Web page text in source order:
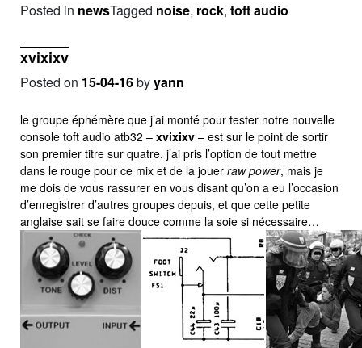
Posted in newsTagged noise, rock, toft audio
xvixixv
Posted on 15-04-16byyann
le groupe éphémère que j’ai monté pour tester notre nouvelle
console toft audio atb32 – xvixixv – est sur le point de sortir
son premier titre sur quatre. j’ai pris l’option de tout mettre
dans le rouge pour ce mix et de la jouer raw power, mais je
me dois de vous rassurer en vous disant qu’on a eu l’occasion
d’enregistrer d’autres groupes depuis, et que cette petite
anglaise sait se faire douce comme la soie si nécessaire…